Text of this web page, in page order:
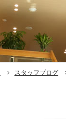
スタッフブログ